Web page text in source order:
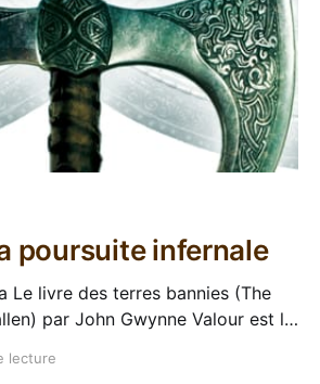
poursuite infernale
Le livre des terres bannies (The
John Gwynne Valour est le
qui avait commencé avec Malice.
lecture